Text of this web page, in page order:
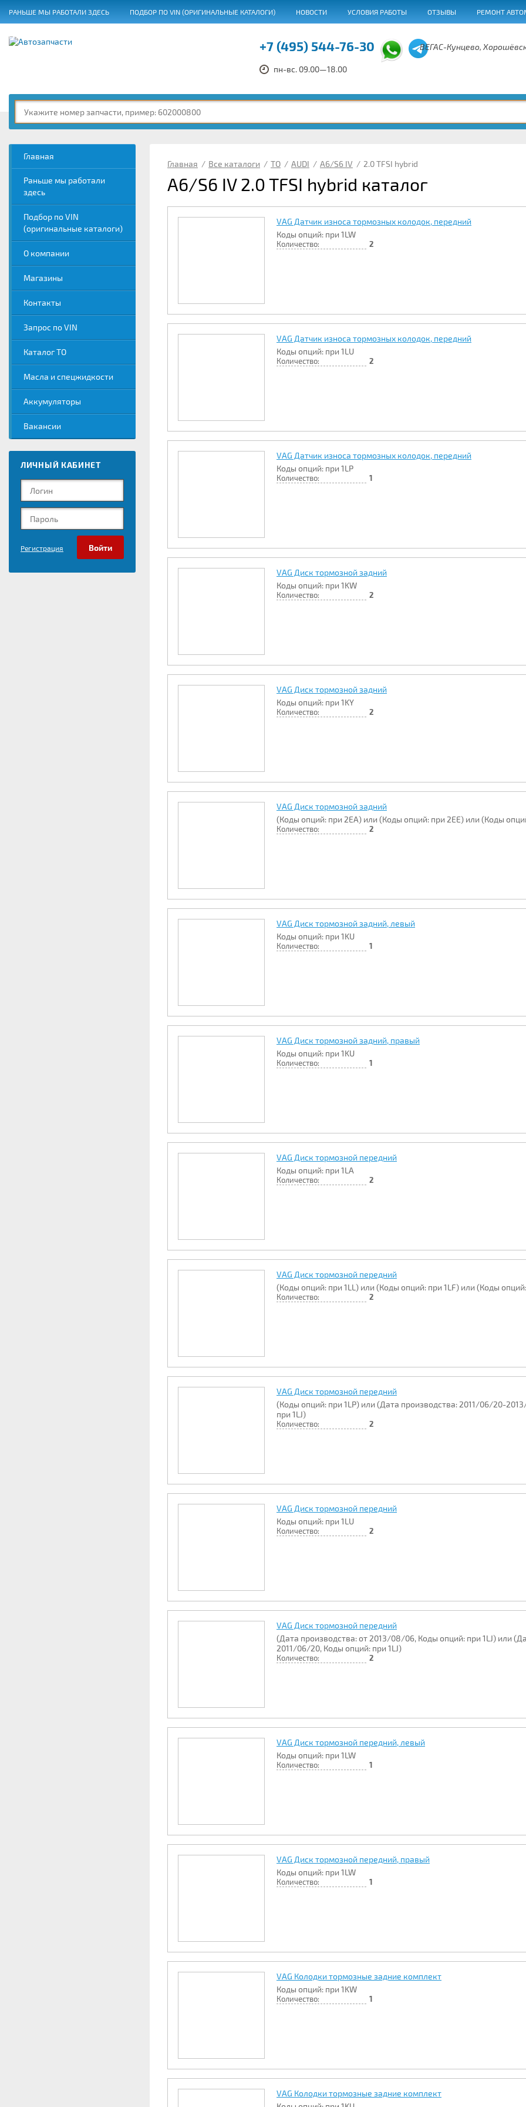
РАНЬШЕ МЫ РАБОТАЛИ ЗДЕСЬ ПОДБОР ПО VIN (ОРИГИНАЛЬНЫЕ КАТАЛОГИ) НОВОСТИ УСЛОВИЯ РАБОТЫ ОТЗЫВЫ РЕМОНТ
ГРАФИК РАБОТЫ
+7 (495) 544-76-30
пн-вс. 09.00—18.00
ВЕГАС-Кунцево,
Главная / Все каталоги / ТО / AUDI / A6/S6 IV / 2.0 TFSI hybrid
A6/S6 IV 2.0 TFSI hybrid каталог
VAG Датчик износа тормозных колодок, передний
Коды опций: при 1LW
Количество: 2
VAG Датчик износа тормозных колодок, передний
Коды опций: при 1LU
Количество: 2
VAG Датчик износа тормозных колодок, передний
Коды опций: при 1LP
Количество: 1
VAG Диск тормозной задний
Коды опций: при 1KW
Количество: 2
VAG Диск тормозной задний
Коды опций: при 1KY
Количество: 2
VAG Диск тормозной задний
(Коды опций: при 2EA) или (Коды опций: при 2EE) или (Коды
Количество: 2
VAG Диск тормозной задний, левый
Коды опций: при 1KU
Количество: 1
VAG Диск тормозной задний, правый
Коды опций: при 1KU
Количество: 1
VAG Диск тормозной передний
Коды опций: при 1LA
Количество: 2
VAG Диск тормозной передний
(Коды опций: при 1LL) или (Коды опций: при 1LF) или (Коды
Количество: 2
VAG Диск тормозной передний
(Коды опций: при 1LP) или (Дата производства: 2011/06/20-
при 1LJ)
Количество: 2
VAG Диск тормозной передний
Коды опций: при 1LU
Количество: 2
VAG Диск тормозной передний
(Дата производства: от 2013/08/06, Коды опций: при 1LJ) или
2011/06/20, Коды опций: при 1LJ)
Количество: 2
VAG Диск тормозной передний, левый
Коды опций: при 1LW
Количество: 1
VAG Диск тормозной передний, правый
Коды опций: при 1LW
Количество: 1
VAG Колодки тормозные задние комплект
Коды опций: при 1KW
Количество: 1
VAG Колодки тормозные задние комплект
Главная
Раньше мы работали
здесь
Подбор по VIN
(оригинальные каталоги)
О компании
Магазины
Контакты
Запрос по VIN
Каталог ТО
Масла и спецжидкости
Аккумуляторы
Вакансии
ЛИЧНЫЙ КАБИНЕТ
Регистрация